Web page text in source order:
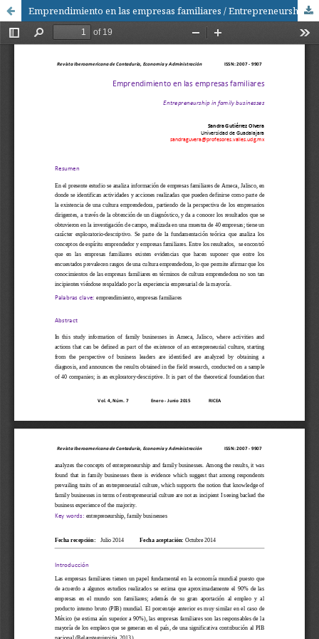
Emprendimiento en las empresas familiares / Entrepreneurship in family businesses